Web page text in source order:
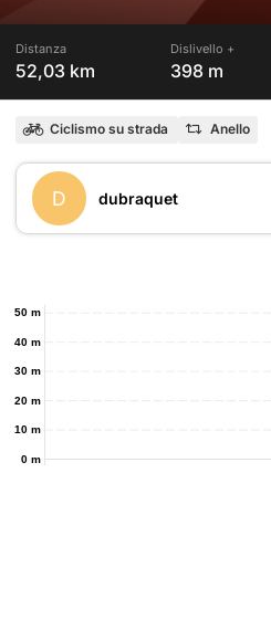
Distanza
52,03 km
Dislivello +
398 m
Ciclismo su strada Anello
D dubraquet
0 m
10 m
20 m
30 m
40 m
50 m